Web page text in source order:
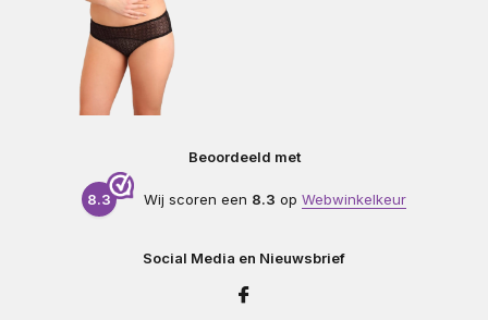
Beoordeeld met
8.3 Wij scoren een 8.3 op Webwinkelkeur
Social Media en Nieuwsbrief